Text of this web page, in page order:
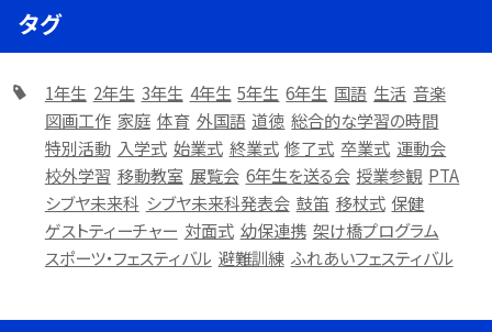
タグ
1年生 2年生 3年生 4年生 5年生 6年生 国語 生活 音楽
図画工作 家庭 体育 外国語 道徳 総合的な学習の時間
特別活動 入学式 始業式 終業式 修了式 卒業式 運動会
校外学習 移動教室 展覧会 6年生を送る会 授業参観 PTA
シブヤ未来科 シブヤ未来科発表会 鼓笛 移杖式 保健
ゲストティーチャー 対面式 幼保連携 架け橋プログラム
スポーツ・フェスティバル 避難訓練 ふれあいフェスティバル